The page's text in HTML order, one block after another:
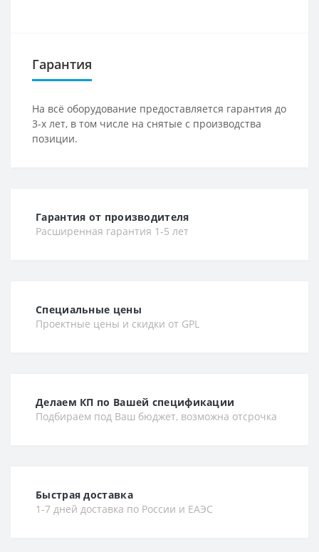
Гарантия
На всё оборудование предоставляется гарантия до
3-х лет, в том числе на снятые с производства
позиции.
Гарантия от производителя
Расширенная гарантия 1-5 лет
Специальные цены
Проектные цены и скидки от GPL
Делаем КП по Вашей спецификации
Подбираем под Ваш бюджет, возможна отсрочка
Быстрая доставка
1-7 дней доставка по России и ЕАЭС